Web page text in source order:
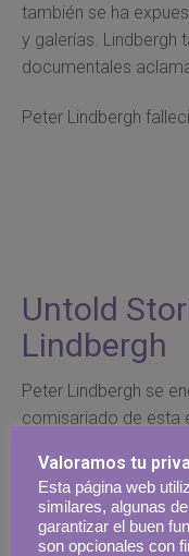
también se ha
y galerías. Lindbergh
documentales
Peter Lindbergh
Untold
Lindbergh
Peter Lindbergh se
comisariado de esta
pertenecientes a sus
La exposición se
Valoramos tu
Esta página web
similares, algunas
garantizar el buen
son opcionales con